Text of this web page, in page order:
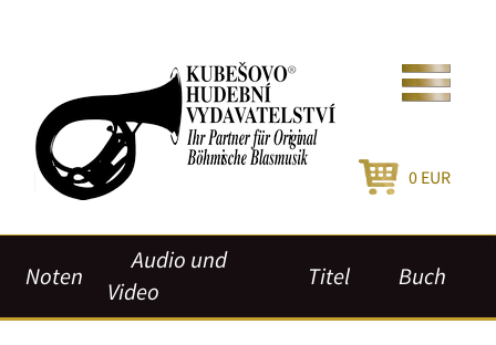
0 EUR
Noten
Audio und
Video
Titel Buch